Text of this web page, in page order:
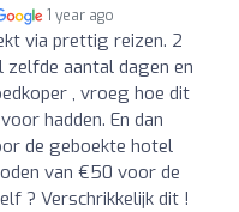
1 year ago
via prettig reizen. 2
aantal dagen en
, vroeg hoe dit
hadden. En dan
de geboekte hotel
van €50 voor de
? Verschrikkelijk dit !